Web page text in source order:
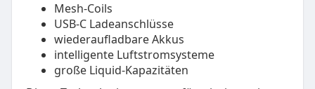
Mesh-Coils
USB-C Ladeanschlüsse
wiederaufladbare Akkus
intelligente Luftstromsysteme
große Liquid-Kapazitäten